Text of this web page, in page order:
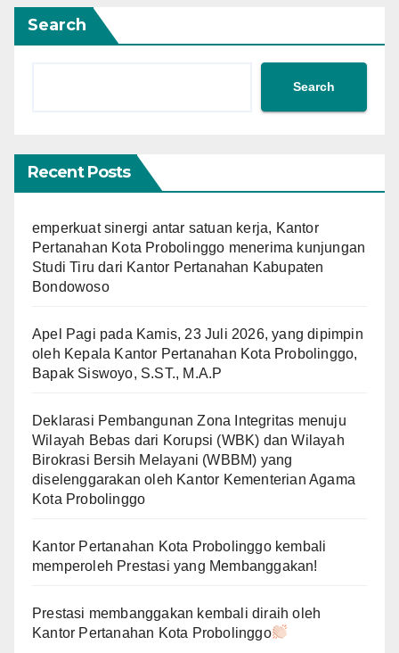
Search
Search
Recent Posts
emperkuat sinergi antar satuan kerja, Kantor
Pertanahan Kota Probolinggo menerima kunjungan
Studi Tiru dari Kantor Pertanahan Kabupaten
Bondowoso
Apel Pagi pada Kamis, 23 Juli 2026, yang dipimpin
oleh Kepala Kantor Pertanahan Kota Probolinggo,
Bapak Siswoyo, S.ST., M.A.P
Deklarasi Pembangunan Zona Integritas menuju
Wilayah Bebas dari Korupsi (WBK) dan Wilayah
Birokrasi Bersih Melayani (WBBM) yang
diselenggarakan oleh Kantor Kementerian Agama
Kota Probolinggo
Kantor Pertanahan Kota Probolinggo kembali
memperoleh Prestasi yang Membanggakan!
Prestasi membanggakan kembali diraih oleh
Kantor Pertanahan Kota Probolinggo